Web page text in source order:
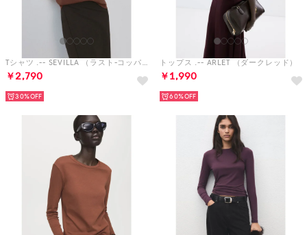
Tシャツ .-- SEVILLA （ラスト-コッパー）
￥2,790
30%
トップス .-- ARLET （ダークレッド）
￥1,990
60%